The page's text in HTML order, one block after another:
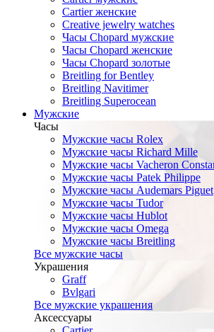
Cartier женские
Creative jewelry watches
Часы Chopard мужские
Часы Сhopard женские
Часы Сhopard золотые
Breitling for Bentley
Breitling Navitimer
Breitling Superocean
Мужские
Часы
Мужские часы Rolex
Мужские часы Richard Mille
Мужские часы Vacheron
Мужские часы Patek Philippe
Мужские часы Audemars Piguet
Мужские часы Tudor
Мужские часы Hublot
Мужские часы Omega
Мужские часы Breitling
Все мужские часы
Украшения
Graff
Bvlgari
Все мужские украшения
Аксессуары